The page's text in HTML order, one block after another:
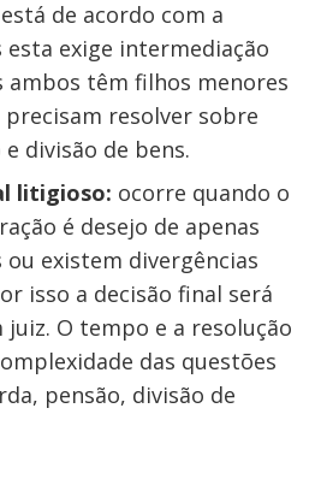
de acordo com a
esta exige intermediação
ambos têm filhos menores
resolver sobre
divisão de bens.
litigioso: ocorre quando o
é desejo de apenas
existem divergências
isso a decisão final será
O tempo e a resolução
das questões
pensão, divisão de